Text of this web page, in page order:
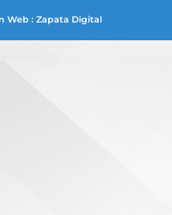
Web : Zapata Digital